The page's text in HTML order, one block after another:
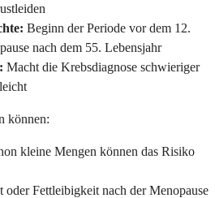
Beginn der Periode vor dem 12.
nach dem 55. Lebensjahr
Macht die Krebsdiagnose schwieriger
können:
kleine Mengen können das Risiko
oder Fettleibigkeit nach der Menopause